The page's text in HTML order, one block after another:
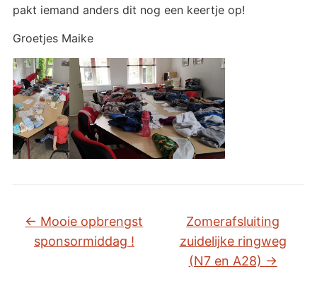
pakt iemand anders dit nog een keertje op!
Groetjes Maike
← Mooie opbrengst
sponsormiddag !
Zomerafsluiting
zuidelijke ringweg
(N7 en A28) →